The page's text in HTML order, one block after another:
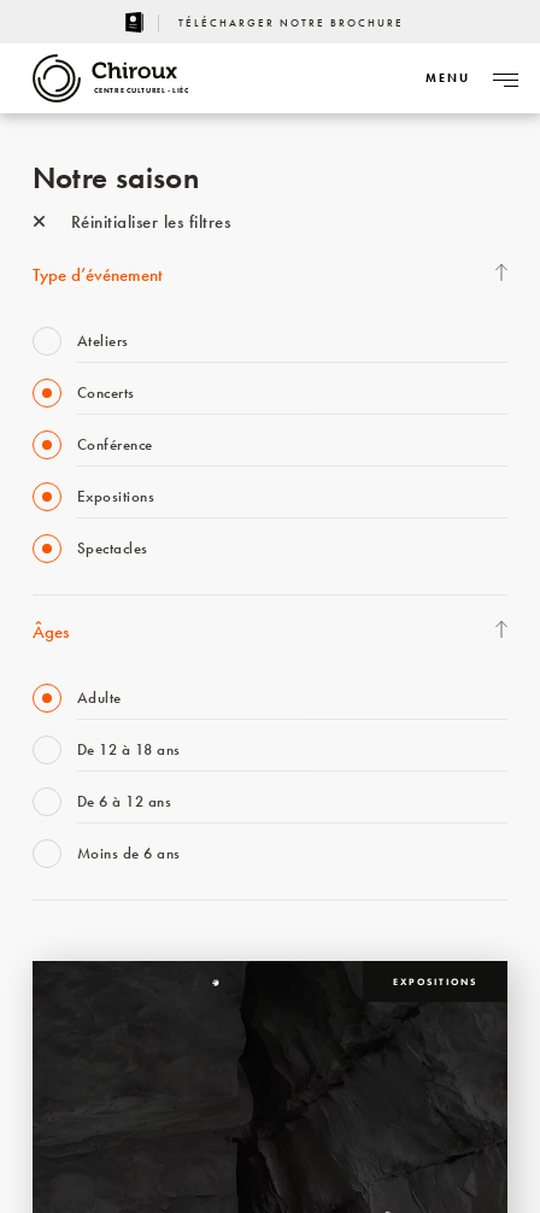
TÉLÉCHARGER NOTRE BROCHURE
CENTRE CULTUREL - LIÈGE
MENU
Notre saison
Réinitialiser les filtres
Type d’événement
Ateliers
Concerts
Conférence
Expositions
Spectacles
Âges
Adulte
De 12 à 18 ans
De 6 à 12 ans
Moins de 6 ans
EXPOSITIONS